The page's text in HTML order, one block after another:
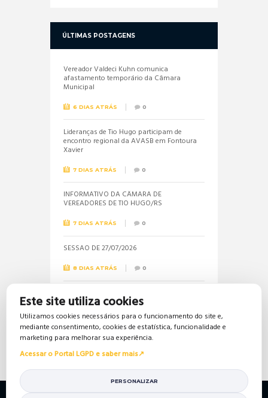
ÚLTIMAS POSTAGENS
Vereador Valdeci Kuhn comunica
afastamento temporário da Câmara
Municipal
6 DIAS ATRÁS 0
Lideranças de Tio Hugo participam de
encontro regional da AVASB em Fontoura
Xavier
7 DIAS ATRÁS 0
INFORMATIVO DA CÂMARA DE
VEREADORES DE TIO HUGO/RS
7 DIAS ATRÁS 0
SESSÃO DE 27/07/2026
8 DIAS ATRÁS 0
Informações sobre a realização do próximo
concurso público são solicitadas pela
vereadora Jéssica
16 DIAS ATRÁS 0
Este site utiliza cookies
Utilizamos cookies necessários para o funcionamento do site e,
mediante consentimento, cookies de estatística, funcionalidade e
marketing para melhorar sua experiência.
Acessar o Portal LGPD e saber mais
PERSONALIZAR